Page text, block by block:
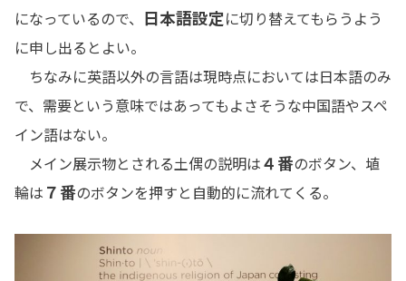
になっているので、
日本語設定 に切り替えてもらうよう
に申し出るとよい。
ちなみに英語以外の言語は現時点においては日本語のみ
で、需要という意味ではあってもよさそうな中国語やスペ
イン語はない。
メイン展示物とされる土偶の説明は ４番のボタン、埴
輪は ７番のボタンを押すと自動的に流れてくる。